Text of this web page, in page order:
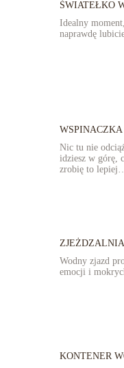
ŚWIATEŁKO
Idealny
naprawdę
Nic tu nie
idziesz w górę,
zrobię to
ZJEŻDZALNIA
Wodny zjazd
emocji i
KONTENER